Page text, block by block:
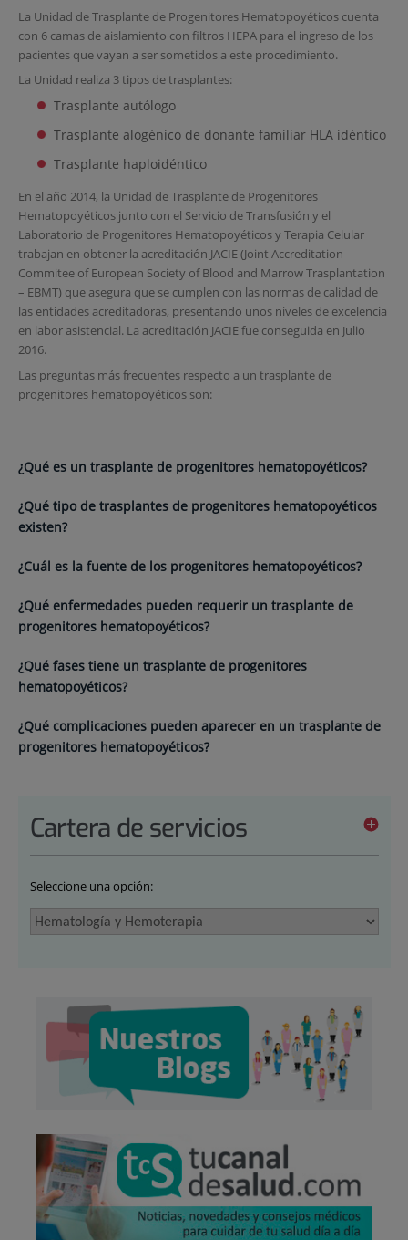
La Unidad de Trasplante de Progenitores Hematopoyéticos cuenta
con 6 camas de aislamiento con filtros HEPA para el ingreso de los
pacientes que vayan a ser sometidos a este procedimiento.
La Unidad realiza 3 tipos de trasplantes:
Trasplante autólogo
Trasplante alogénico de donante familiar HLA idéntico
Trasplante haploidéntico
En el año 2014, la Unidad de Trasplante de Progenitores
Hematopoyéticos junto con el Servicio de Transfusión y el
Laboratorio de Progenitores Hematopoyéticos y Terapia Celular
trabajan en obtener la acreditación JACIE (Joint Accreditation
Commitee of European Society of Blood and Marrow Trasplantation
– EBMT) que asegura que se cumplen con las normas de calidad de
las entidades acreditadoras, presentando unos niveles de excelencia
en labor asistencial. La acreditación JACIE fue conseguida en Julio
2016.
Las preguntas más frecuentes respecto a un trasplante de
progenitores hematopoyéticos son:
¿Qué es un trasplante de progenitores hematopoyéticos?
¿Qué tipo de trasplantes de progenitores hematopoyéticos
existen?
¿Cuál es la fuente de los progenitores hematopoyéticos?
¿Qué enfermedades pueden requerir un trasplante de
progenitores hematopoyéticos?
¿Qué fases tiene un trasplante de progenitores
hematopoyéticos?
¿Qué complicaciones pueden aparecer en un trasplante de
progenitores hematopoyéticos?
Cartera de servicios
Seleccione una opción: